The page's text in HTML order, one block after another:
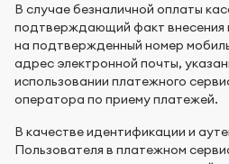
В случае безналичной оплаты
подтверждающий факт внесения
на подтвержденный номер
адрес электронной почты,
использовании платежного
оператора по приему платежей.
В качестве идентификации и
Пользователя в платежном